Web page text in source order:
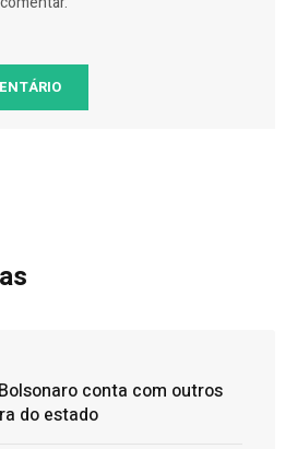
conta com outros
do estado